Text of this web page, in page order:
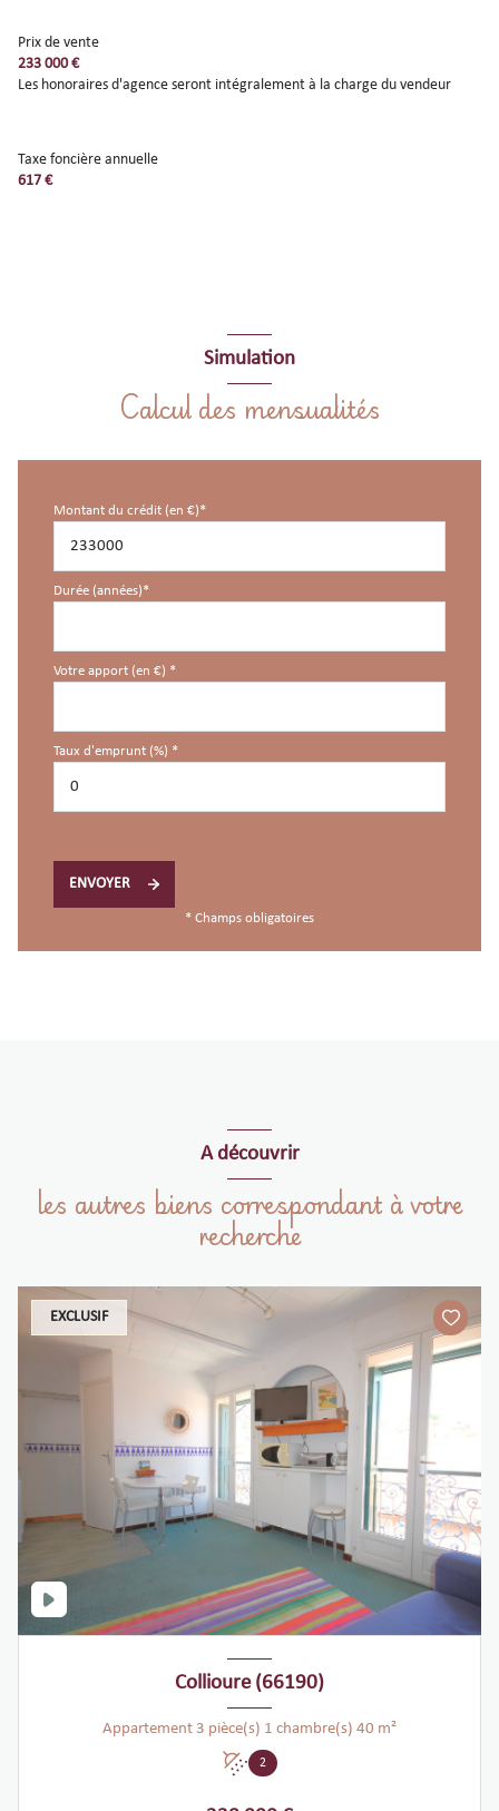
Prix de vente
233 000 €
Les honoraires d'agence seront intégralement à la charge du vendeur
Taxe foncière annuelle
617 €
Simulation
Calcul des mensualités
Montant du crédit (en €)*
Durée (années)*
Votre apport (en €) *
Taux d'emprunt (%) *
ENVOYER
* Champs obligatoires
A découvrir
les autres biens correspondant à votre
recherche
EXCLUSIF
Collioure (66190)
Appartement 3 pièce(s) 1 chambre(s) 40 m²
2